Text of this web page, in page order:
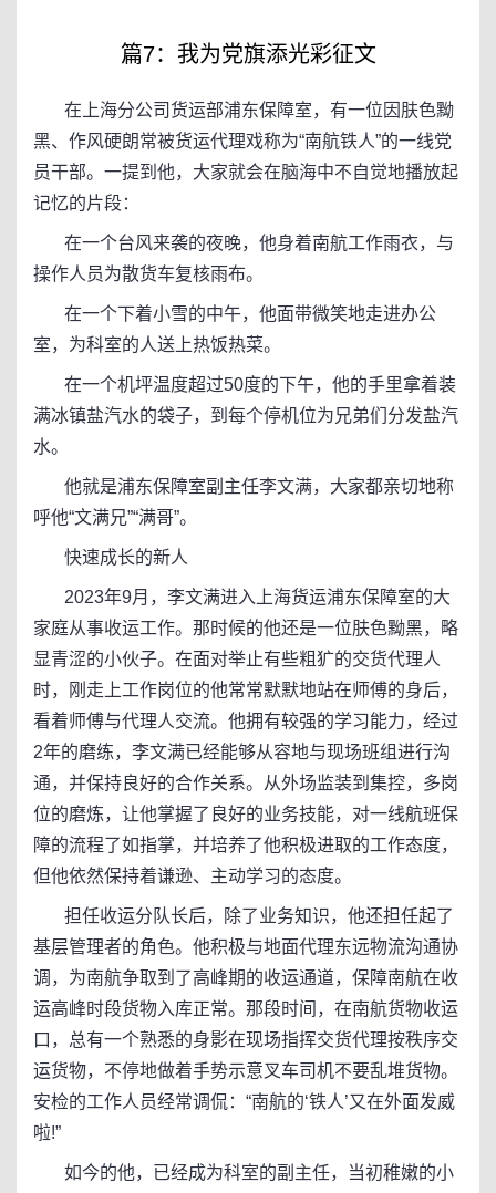
篇7：我为党旗添光彩征文
在上海分公司货运部浦东保障室，有一位因肤色黝
黑、作风硬朗常被货运代理戏称为“南航铁人”的一线党
员干部。一提到他，大家就会在脑海中不自觉地播放起
记忆的片段：
在一个台风来袭的夜晚，他身着南航工作雨衣，与
操作人员为散货车复核雨布。
在一个下着小雪的中午，他面带微笑地走进办公
室，为科室的人送上热饭热菜。
在一个机坪温度超过50度的下午，他的手里拿着装
满冰镇盐汽水的袋子，到每个停机位为兄弟们分发盐汽
水。
他就是浦东保障室副主任李文满，大家都亲切地称
呼他“文满兄”“满哥”。
快速成长的新人
2023年9月，李文满进入上海货运浦东保障室的大
家庭从事收运工作。那时候的他还是一位肤色黝黑，略
显青涩的小伙子。在面对举止有些粗犷的交货代理人
时，刚走上工作岗位的他常常默默地站在师傅的身后，
看着师傅与代理人交流。他拥有较强的学习能力，经过
2年的磨练，李文满已经能够从容地与现场班组进行沟
通，并保持良好的合作关系。从外场监装到集控，多岗
位的磨炼，让他掌握了良好的业务技能，对一线航班保
障的流程了如指掌，并培养了他积极进取的工作态度，
但他依然保持着谦逊、主动学习的态度。
担任收运分队长后，除了业务知识，他还担任起了
基层管理者的角色。他积极与地面代理东远物流沟通协
调，为南航争取到了高峰期的收运通道，保障南航在收
运高峰时段货物入库正常。那段时间，在南航货物收运
口，总有一个熟悉的身影在现场指挥交货代理按秩序交
运货物，不停地做着手势示意叉车司机不要乱堆货物。
安检的工作人员经常调侃：“南航的‘铁人’又在外面发威
啦!”
如今的他，已经成为科室的副主任，当初稚嫩的小